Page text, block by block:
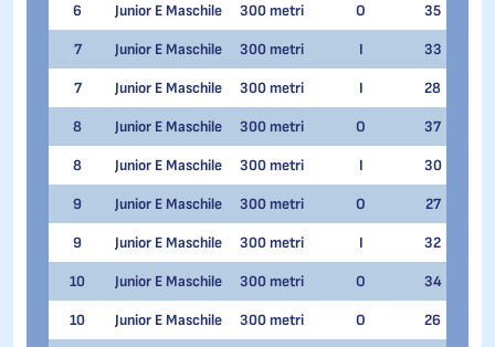
6 Junior E Maschile 300 metri O 35
7 Junior E Maschile 300 metri I 33
7 Junior E Maschile 300 metri I 28
8 Junior E Maschile 300 metri O 37
8 Junior E Maschile 300 metri I 30
9 Junior E Maschile 300 metri O 27
9 Junior E Maschile 300 metri I 32
10 Junior E Maschile 300 metri O 34
10 Junior E Maschile 300 metri O 26